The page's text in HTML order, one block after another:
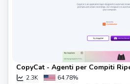
CopyCat - Agenti per Compiti
2.3K 64.78%